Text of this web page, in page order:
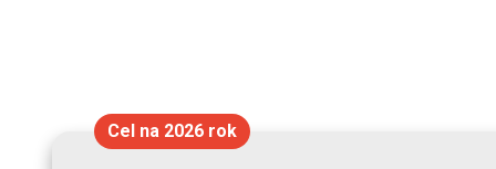
Cel na 2026 rok